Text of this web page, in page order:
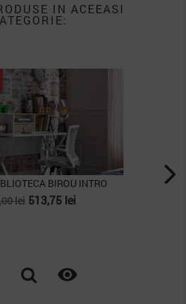
IN ACEEASI